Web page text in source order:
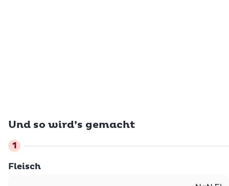
Und so wird’s gemacht
Fleisch